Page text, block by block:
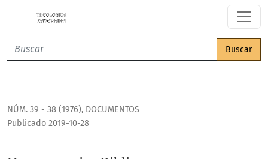
Buscar
NÚM. 39 - 38 (1976), DOCUMENTOS
Publicado 2019-10-28